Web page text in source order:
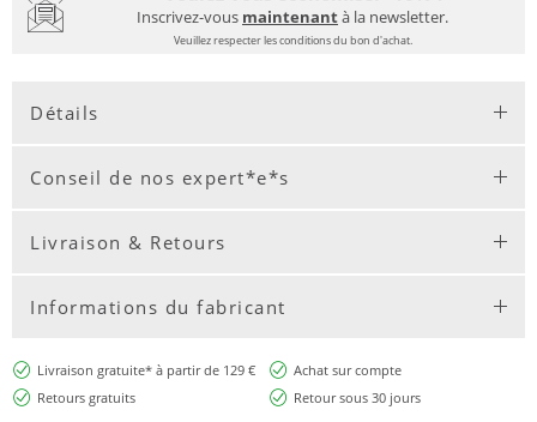
Inscrivez-vous maintenantà la newsletter.
Veuillez respecter les conditions du bon d'achat.
Détails
Conseil de nos expert*e*s
Livraison & Retours
Informations du fabricant
Livraison gratuite* à partir de 129 €
Achat sur compte
Retours gratuits
Retour sous 30 jours